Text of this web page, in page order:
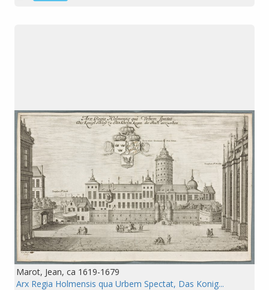
Marot, Jean, ca 1619-1679
Arx Regia Holmensis qua Urbem Spectat, Das Konig...